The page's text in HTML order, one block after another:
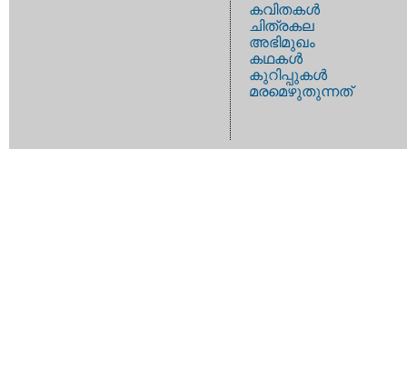
കവിതകള്‍
ചിത്രകല
അഭിമുഖം
കഥകള്‍
കുറിപ്പുകള്‍
മരമെഴുതുന്നത്